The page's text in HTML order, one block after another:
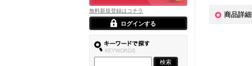
無料新規登録はコチラ
ログインする
商品詳細